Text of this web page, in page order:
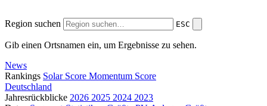
Region suchen ESC
Gib einen Ortsnamen ein, um Ergebnisse zu sehen.
News
Rankings Solar Score Momentum Score
Deutschland
Jahresrückblicke 2026 2025 2024 2023